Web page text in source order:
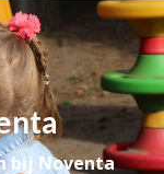
bij Noventa